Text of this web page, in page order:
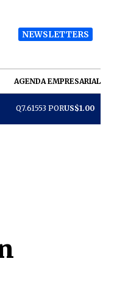
NEWSLETTERS
AGENDA EMPRESARIAL
Q7.61553 PORUS$1.00